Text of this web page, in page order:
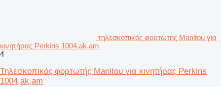
τηλεσκοπικός φορτωτής Manitou για
κινητήρας Perkins 1004,ak,am
4
Τηλεσκοπικός φορτωτής Manitou για κινητήρας Perkins
1004,ak,am